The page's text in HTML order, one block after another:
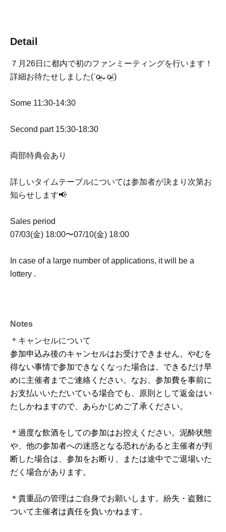
Detail
７月26日に都内で初のファンミーティングを行います！
詳細お待たせしました(ˊo̴̶̷̤⌄o̴̶̷̤ˋ)
Some 11:30-14:30
Second part 15:30-18:30
両部特典会あり
詳しいタイムテーブルについては参加者が決まり次第お
知らせします📢
Sales period
07/03(金) 18:00〜07/10(金) 18:00
In case of a large number of applications, it will be a
lottery .
Notes
＊キャンセルについて
参加申込み後のキャンセルはお受けできません。やむを
得ない事情で参加できなくなった場合は、できるだけ早
めに主催者までご連絡ください。なお、参加費を事前に
お支払いいただいている場合でも、原則として返金はい
たしかねますので、あらかじめご了承ください。
＊過度な飲酒をしての参加はお控えください。泥酔状態
や、他の参加者への迷惑となる恐れがあると主催者が判
断した場合は、参加をお断り、または途中でご退場いた
だく場合があります。
＊貴重品の管理はご自身でお願いします。紛失・盗難に
ついて主催者は責任を負いかねます。